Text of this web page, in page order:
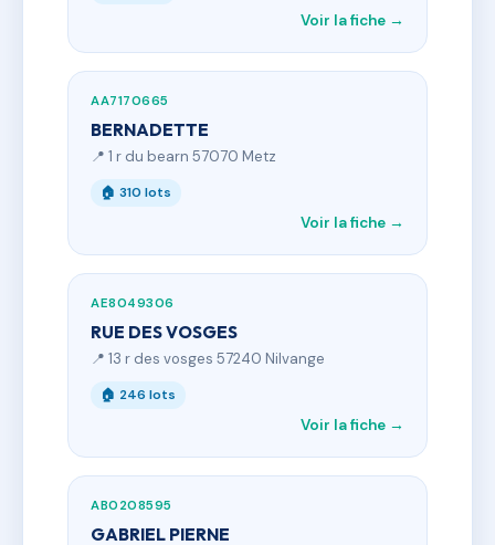
Voir la fiche →
AA7170665
BERNADETTE
📍 1 r du bearn 57070 Metz
🏠 310 lots
Voir la fiche →
AE8049306
RUE DES VOSGES
📍 13 r des vosges 57240 Nilvange
🏠 246 lots
Voir la fiche →
AB0208595
GABRIEL PIERNE